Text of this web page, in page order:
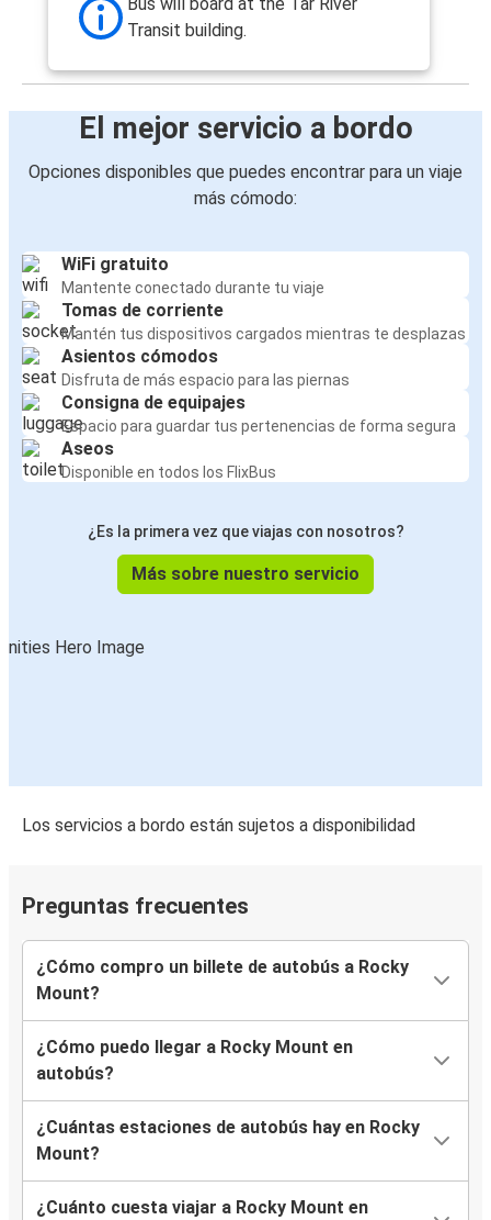
Transit building.
El mejor servicio a bordo
Opciones disponibles que puedes encontrar para un viaje
más cómodo:
WiFi gratuito
Mantente conectado durante tu viaje
Tomas de corriente
Mantén tus dispositivos cargados mientras te desplazas
Asientos cómodos
Disfruta de más espacio para las piernas
Consigna de equipajes
Espacio para guardar tus pertenencias de forma segura
Aseos
Disponible en todos los FlixBus
¿Es la primera vez que viajas con nosotros?
Más sobre nuestro servicio
Los servicios a bordo están sujetos a disponibilidad
Preguntas frecuentes
¿Cómo compro un billete de autobús a Rocky
Mount?
¿Cómo puedo llegar a Rocky Mount en
autobús?
¿Cuántas estaciones de autobús hay en Rocky
Mount?
¿Cuánto cuesta viajar a Rocky Mount en